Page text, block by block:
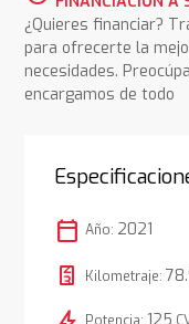
¿Quieres financiar?
para ofrecerte la
necesidades.
encargamos de todo
calendar_today Año: 2021
Kilometraje: